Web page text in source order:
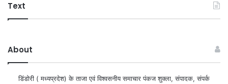
Text
About
डिंडोरी ( मध्यप्रदेश) के ताजा एवं विश्वसनीय समाचार पंकज शुक्ला, संपादक, संपर्क